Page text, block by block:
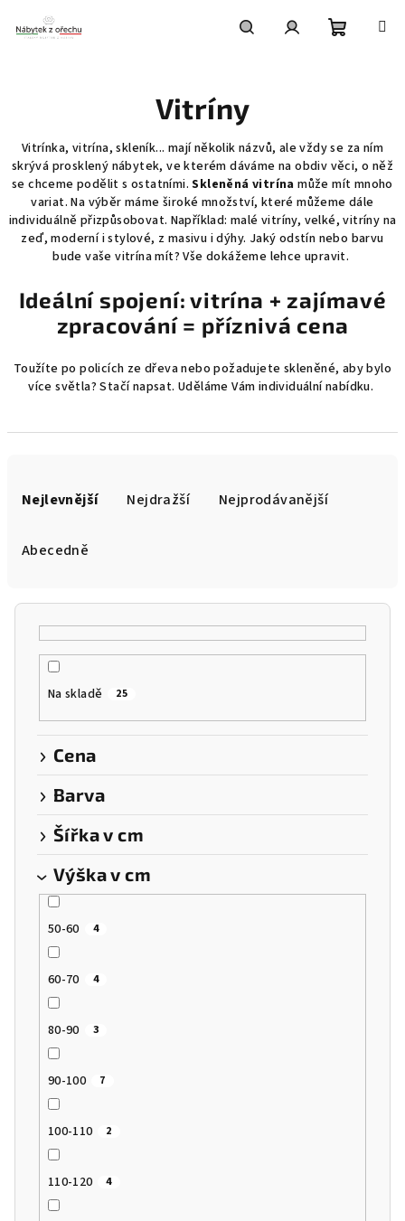
obsah
Vitríny
Vitrínka, vitrína, skleník... mají několik názvů, ale vždy se za ním
skrývá prosklený nábytek, ve kterém dáváme na obdiv věci, o něž
se chceme podělit s ostatními.Skleněná vitrína může mít mnoho
variat. Na výběr máme široké množství, které můžeme dále
individuálně přizpůsobovat. Například: malé vitríny, velké, vitríny na
zeď, moderní i stylové, z masivu i dýhy. Jaký odstín nebo barvu
bude vaše vitrína mít? Vše dokážeme lehce upravit.
Ideální spojení: vitrína + zajímavé
zpracování = příznivá cena
Toužíte po policích ze dřeva nebo požadujete skleněné, aby bylo
více světla? Stačí napsat. Uděláme Vám individuální nabídku.
Nejlevnější Nejdražší Nejprodávanější
Abecedně
Na skladě 25
Cena
Barva
Šířka v cm
Výška v cm
50-60 4
60-70 4
80-90 3
90-100 7
100-110 2
110-120 4